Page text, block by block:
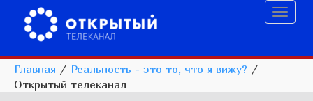
Главная / Реальность - это то, что я вижу? /
Открытый телеканал